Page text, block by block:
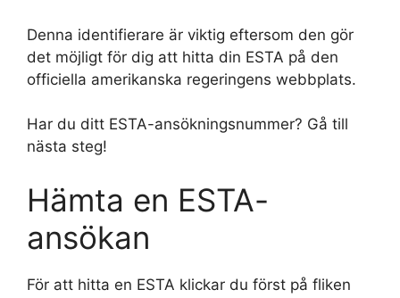
Denna identifierare är viktig eftersom den gör
det möjligt för dig att hitta din ESTA på den
officiella amerikanska regeringens webbplats.
Har du ditt ESTA-ansökningsnummer? Gå till
nästa steg!
Hämta en ESTA-
ansökan
För att hitta en ESTA klickar du först på fliken